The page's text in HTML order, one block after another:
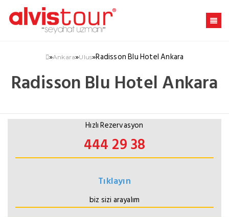
»Ankara»Ulus»Radisson Blu Hotel Ankara
Radisson Blu Hotel Ankara
Hızlı Rezervasyon
444 29 38
Tıklayın
biz sizi arayalım